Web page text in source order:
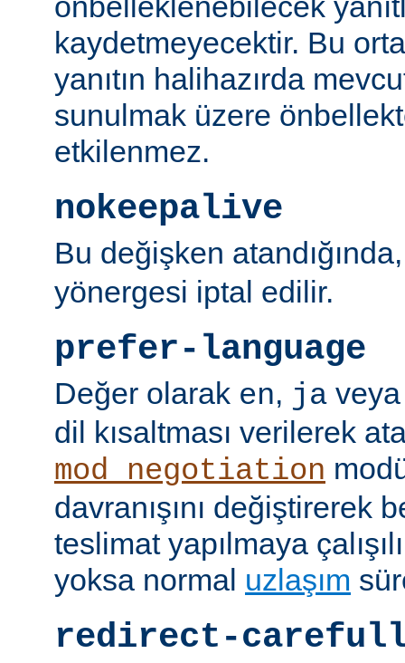
kaydetmeyecektir. Bu
yanıtın halihazırda
sunulmak üzere
etkilenmez.
nokeepalive
Bu değişken
yönergesi iptal edilir.
prefer-language
Değer olarak en, ja
dil kısaltması verilerek
mod_negotiation
davranışını değiştirerek
teslimat yapılmaya
yoksa normal uzlaşım
redirect-